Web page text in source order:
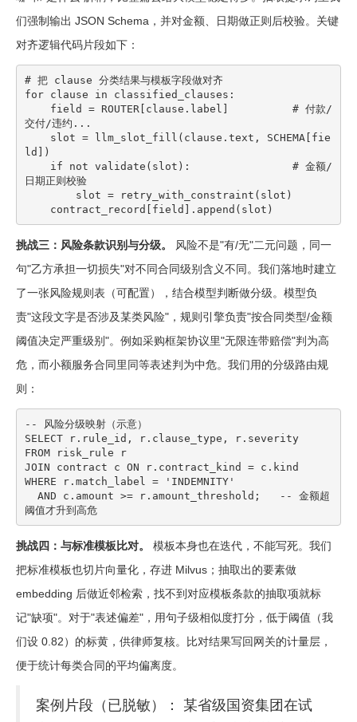
们强制输出 JSON Schema，并对金额、日期做正则后校验。关键
对齐逻辑代码片段如下：
# 把 clause 分类结果与模板字段做对齐
for clause in classified_clauses:
交付/违约...
ld])
日期正则校验
contract_record[field].append(slot)
挑战三：风险条款识别与分级。
风险不是"有/无"二元问题，同一
句"乙方承担一切损失"对不同合同级别含义不同。我们落地时建立
了一张风险规则表（可配置），结合模型判断做分级。模型负
责"这段文字是否涉及某类风险"，规则引擎负责"按合同类型/金额
阈值决定严重级别"。例如采购框架协议里"无限连带赔偿"判为高
危，而小额服务合同里同等表述判为中危。我们用的分级路由规
则：
-- 风险分级映射（示意）
SELECT r.rule_id, r.clause_type, r.severity
FROM risk_rule r
JOIN contract c ON r.contract_kind = c.kind
WHERE r.match_label = 'INDEMNITY'
阈值才升到高危
挑战四：与标准模板比对。
模板本身也在迭代，不能写死。我们
把标准模板也切片向量化，存进 Milvus；抽取出的要素做
embedding 后做近邻检索，找不到对应模板条款的抽取项就标
记"缺项"。对于"表述偏差"，用句子级相似度打分，低于阈值（我
们设 0.82）的标黄，供律师复核。比对结果写回网关的计量层，
便于统计每类合同的平均偏离度。
案例片段（已脱敏）： 某省级国资集团在试